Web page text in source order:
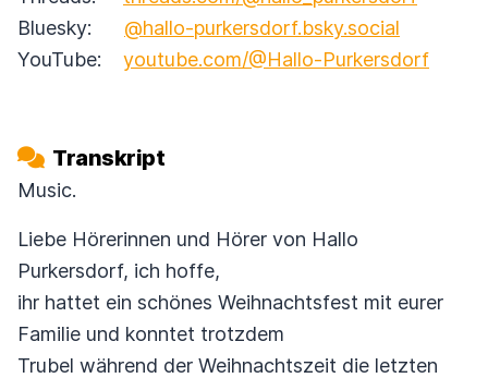
Bluesky: @hallo-purkersdorf.bsky.social
YouTube: youtube.com/@Hallo-Purkersdorf
Transkript
Music.
Liebe Hörerinnen und Hörer von Hallo
Purkersdorf, ich hoffe,
ihr hattet ein schönes Weihnachtsfest mit eurer
Familie und konntet trotzdem
Trubel während der Weihnachtszeit die letzten